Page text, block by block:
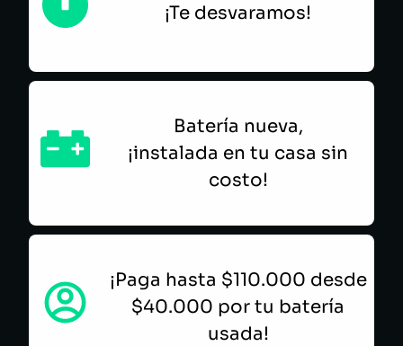
¡Te desvaramos!
Batería nueva,
¡instalada en tu casa sin
costo!
¡Paga hasta $110.000 desde
$40.000 por tu batería
usada!